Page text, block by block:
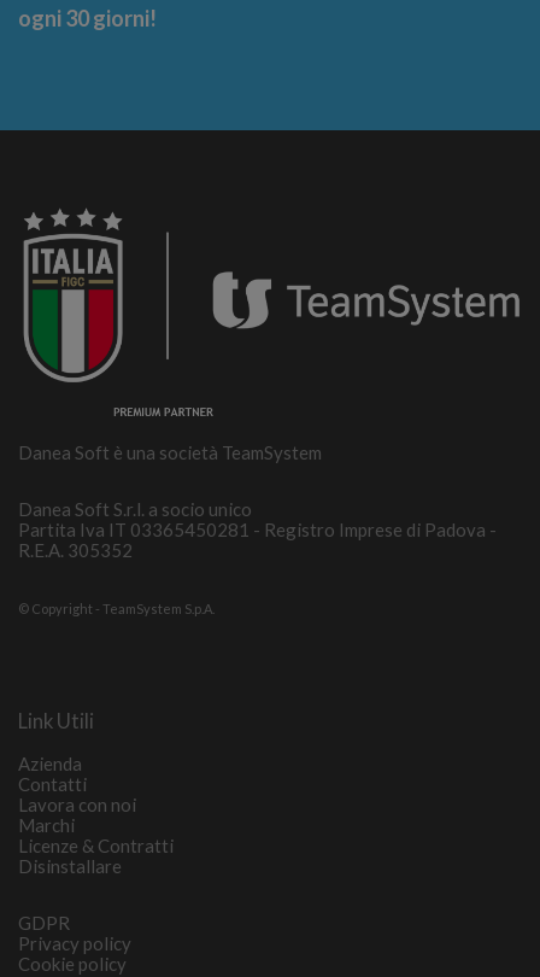
ogni 30 giorni!
Danea Soft è una società TeamSystem
Danea Soft S.r.l. a socio unico
Partita Iva IT 03365450281 - Registro Imprese di Padova -
R.E.A. 305352
© Copyright - TeamSystem S.p.A.
Link Utili
Azienda
Contatti
Lavora con noi
Marchi
Licenze & Contratti
Disinstallare
GDPR
Privacy policy
Cookie policy